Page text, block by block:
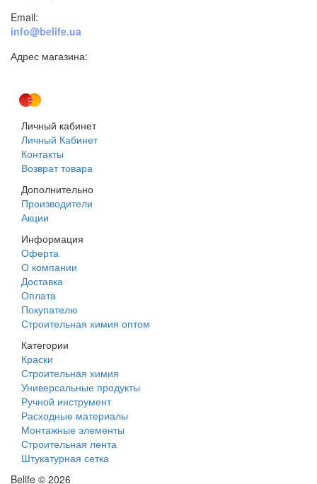
Email:
info@belife.ua
Адрес магазина:
Личный кабинет
Личный Кабинет
Контакты
Возврат товара
Дополнительно
Производители
Акции
Информация
Оферта
О компании
Доставка
Оплата
Покупателю
Строительная химия оптом
Категории
Краски
Строительная химия
Универсальные продукты
Ручной инструмент
Расходные материалы
Монтажные элементы
Строительная лента
Штукатурная сетка
Belife © 2026